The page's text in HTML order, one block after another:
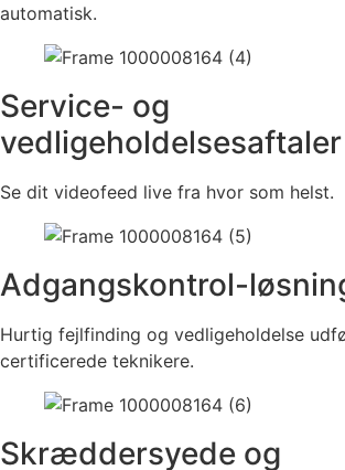
automatisk.
Service- og
vedligeholdelsesaftaler
Se dit videofeed live fra hvor som helst.
Adgangskontrol-
Hurtig fejlfinding og vedligeholdelse
certificerede teknikere.
Skræddersyede og